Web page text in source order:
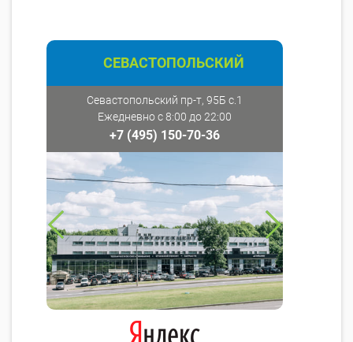
СЕВАСТОПОЛЬСКИЙ
Севастопольский пр-т, 95Б с.1
Ежедневно с 8:00 до 22:00
+7 (495) 150-70-36